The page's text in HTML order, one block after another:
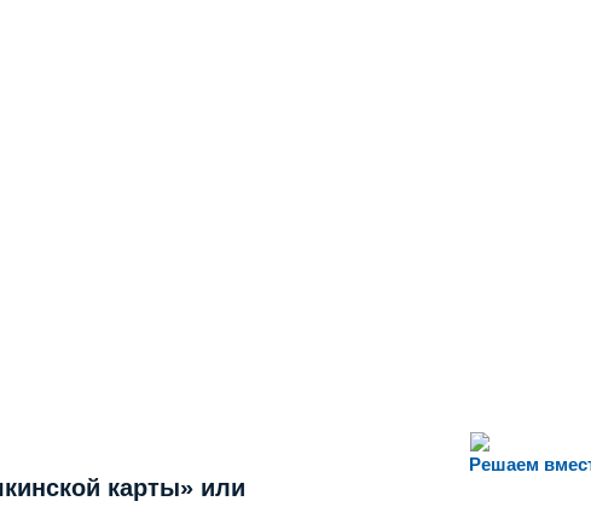
Решаем
карты» или